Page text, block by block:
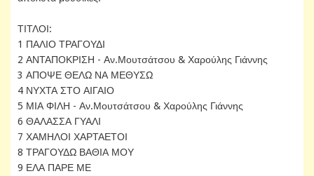
ΤΙΤΛΟΙ:
1 ΠΑΛΙΟ ΤΡΑΓΟΥΔΙ
2 ΑΝΤΑΠΟΚΡΙΣΗ - Αν.Μουτσάτσου & Χαρούλης Γιάννης
3 ΑΠΟΨΕ ΘΕΛΩ ΝΑ ΜΕΘΥΣΩ
4 ΝΥΧΤΑ ΣΤΟ ΑΙΓΑΙΟ
5 ΜΙΑ ΦΙΛΗ - Αν.Μουτσάτσου & Χαρούλης Γιάννης
6 ΘΑΛΑΣΣΑ ΓΥΑΛΙ
7 ΧΑΜΗΛΟΙ ΧΑΡΤΑΕΤΟΙ
8 ΤΡΑΓΟΥΔΩ ΒΑΘΙΑ ΜΟΥ
9 ΕΛΑ ΠΑΡΕ ΜΕ